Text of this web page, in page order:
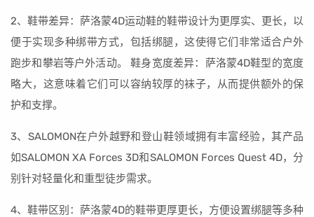
2、鞋带差异：萨洛蒙4D运动鞋的鞋带设计为更厚实、更长，以
便于实现多种绑带方式，包括绑腿，这使得它们非常适合户外
跑步和攀岩等户外活动。 鞋身宽度差异：萨洛蒙4D鞋型的宽度
略大，这意味着它们可以容纳较厚的袜子，从而提供额外的保
护和支撑。
3、SALOMON在户外越野和登山鞋领域拥有丰富经验，其产品
如SALOMON XA Forces 3D和SALOMON Forces Quest 4D，分
别针对轻量化和重型徒步需求。
4、鞋带区别：萨洛蒙4D的鞋带更厚更长，方便设置绑腿等多种